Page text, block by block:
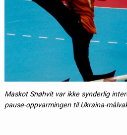
Maskot Snøhvit var ikke synderlig
pause-oppvarmingen til Ukraina-